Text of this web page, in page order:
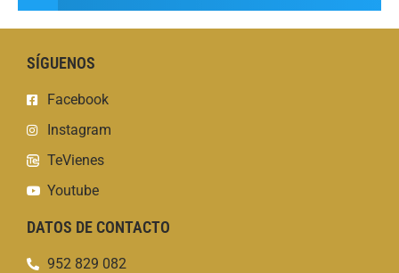
SÍGUENOS
Facebook
Instagram
TeVienes
Youtube
DATOS DE CONTACTO
952 829 082